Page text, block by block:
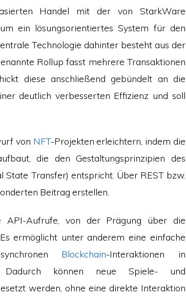
Handel mit der von StarkWare
ein lösungsorientiertes System für den
Technologie dahinter besteht aus der
Rollup fasst mehrere Transaktionen
diese anschließend gebündelt an die
deutlich verbesserten Effizienz und soll
von NFT-Projekten erleichtern, indem die
die den Gestaltungsprinzipien des
Transfer) entspricht. Über REST bzw.
Beitrag erstellen.
API-Aufrufe, von der Prägung über die
ermöglicht unter anderem eine einfache
Blockchain-Interaktionen in
Dadurch können neue Spiele- und
werden, ohne eine direkte Interaktion